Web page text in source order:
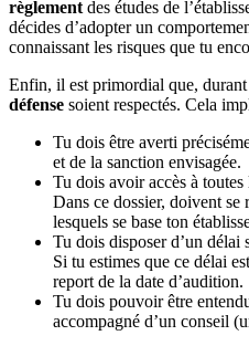
règlement des études de
décides d’adopter un
connaissant les risques que tu
Enfin, il est primordial que, durant
défense soient respectés. Cela
Tu dois être averti
et de la sanction envisagée.
Tu dois avoir accès à
Dans ce dossier, doivent se
lesquels se base ton
Tu dois disposer d’un délai
Si tu estimes que ce délai
report de la date d’audition.
Tu dois pouvoir être
accompagné d’un conseil